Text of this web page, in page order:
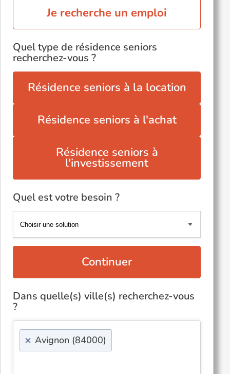
Je recherche un emploi
Quel type de résidence seniors
recherchez-vous ?
Résidence seniors à la location
Résidence seniors à l'achat
Résidence seniors à
l'investissement
Quel est votre besoin ?
Continuer
Dans quelle(s) ville(s) recherchez-vous
?
× Avignon (84000)